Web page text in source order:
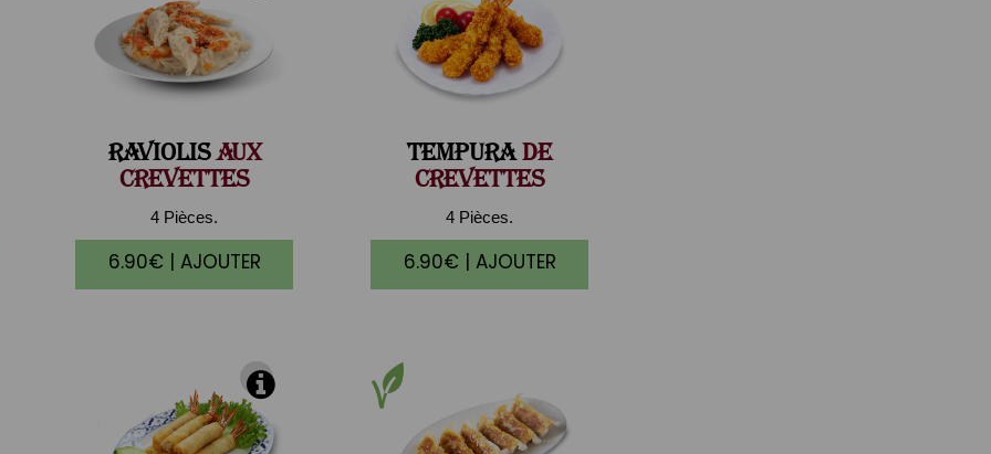
RAVIOLISAUX
CREVETTES
4 Pièces.
6.90€ | AJOUTER
TEMPURADE
CREVETTES
4 Pièces.
6.90€ | AJOUTER